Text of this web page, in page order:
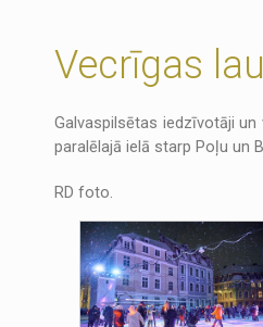
Vecrīgas
Galvaspilsētas iedzīvotāji un
paralēlajā ielā starp Poļu un
RD foto.